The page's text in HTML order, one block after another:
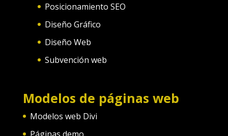
Posicionamiento SEO
Diseño Gráfico
Diseño Web
Subvención web
Modelos de páginas web
Modelos web Divi